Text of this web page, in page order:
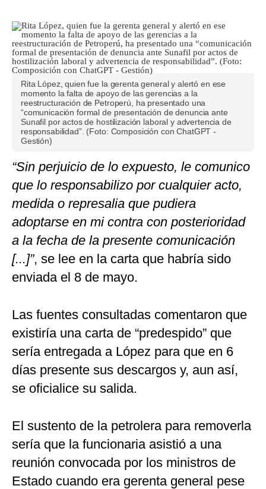
Rita López, quien fue la gerenta general y alertó en ese
momento la falta de apoyo de las gerencias a la
reestructuración de Petroperú, ha presentado una
“comunicación formal de presentación de denuncia ante
Sunafil por actos de hostilización laboral y advertencia de
responsabilidad”. (Foto: Composición con ChatGPT -
Gestión)
“Sin perjuicio de lo expuesto, le comunico
que lo responsabilizo por cualquier acto,
medida o represalia que pudiera
adoptarse en mi contra con posterioridad
a la fecha de la presente comunicación
[...]”, se lee en la carta que habría sido
enviada el 8 de mayo.
Las fuentes consultadas comentaron que
existiría una carta de “predespido” que
sería entregada a López para que en 6
días presente sus descargos y, aun así,
se oficialice su salida.
El sustento de la petrolera para removerla
sería que la funcionaria asistió a una
reunión convocada por los ministros de
Estado cuando era gerenta general pese